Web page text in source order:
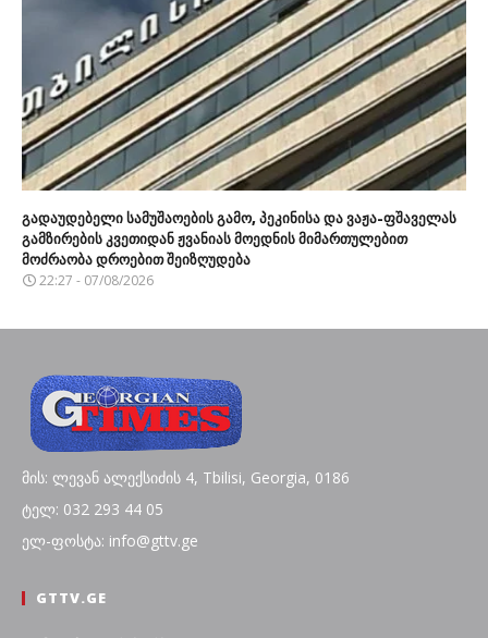
გადაუდებელი სამუშაოების გამო, პეკინისა და ვაჟა-ფშაველას
გამზირების კვეთიდან ჟვანიას მოედნის მიმართულებით
მოძრაობა დროებით შეიზღუდება
22:27 - 07/08/2026
მის: ლევან ალექსიძის 4, Tbilisi, Georgia, 0186
ტელ: 032 293 44 05
ელ-ფოსტა: info@gttv.ge
GTTV.GE